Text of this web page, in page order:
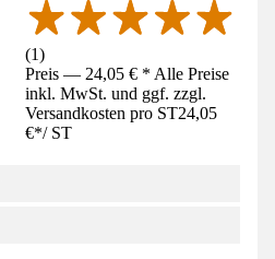
(1)
Preis — 24,05 € * Alle Preise
inkl. MwSt. und ggf. zzgl.
Versandkosten pro ST24,05
€*/ ST